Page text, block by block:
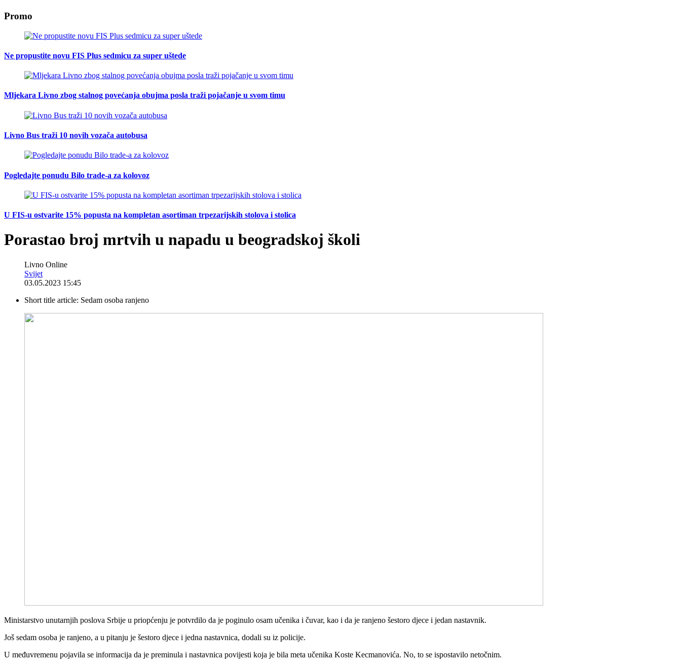
Promo
Ne propustite novu FIS Plus sedmicu za super uštede
Mljekara Livno zbog stalnog povećanja obujma posla traži pojačanje u svom timu
Livno Bus traži 10 novih vozača autobusa
Pogledajte ponudu Bilo trade-a za kolovoz
U FIS-u ostvarite 15% popusta na kompletan asortiman trpezarijskih stolova i stolica
Porastao broj mrtvih u napadu u beogradskoj školi
Livno Online
Svijet
03.05.2023 15:45
Short title article: Sedam osoba ranjeno
Ministarstvo unutarnjih poslova Srbije u priopćenju je potvrdilo da je poginulo osam učenika i čuvar, kao i da je ranjeno šestoro djece i jedan nastavnik.
Još sedam osoba je ranjeno, a u pitanju je šestoro djece i jedna nastavnica, dodali su iz policije.
U međuvremenu pojavila se informacija da je preminula i nastavnica povijesti koja je bila meta učenika Koste Kecmanovića. No, to se ispostavilo netočnim.